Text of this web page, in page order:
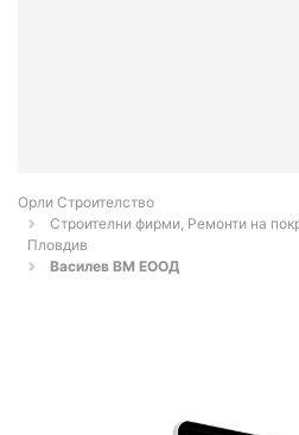
Орли Строителство
Строителни фирми, Ремонти на
Пловдив
Василев ВМ ЕООД